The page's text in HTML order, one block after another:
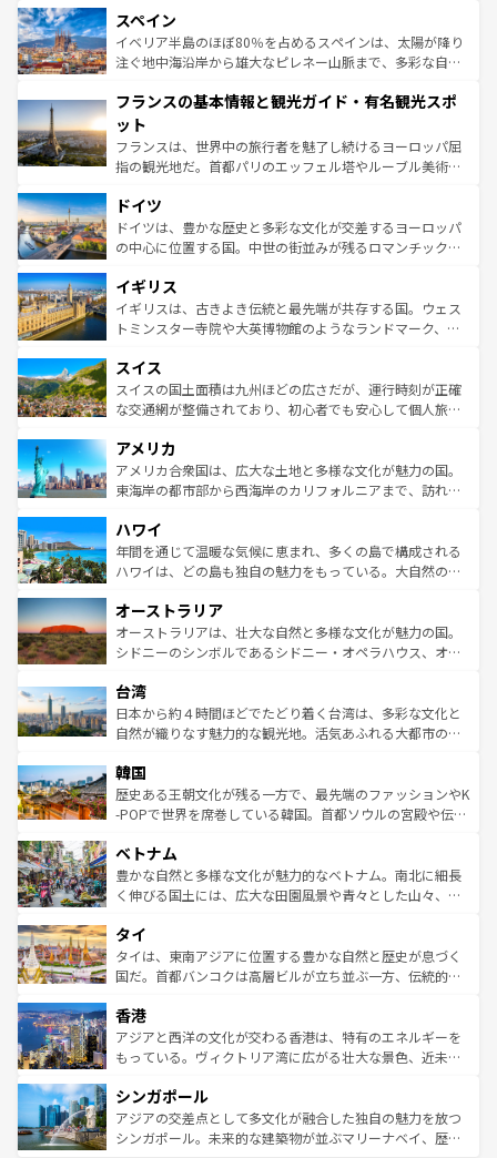
ろん、トスカーナの美しい田園風景やアマルフィ海岸の絶
景など、自然景観も見逃せない。観光の合間には、本場の
ピザやパスタなど、絶品のイタリア料理を堪能することも
ませてくれるイタリアで、忘れられない旅をしてみよう！
なお、新着のイタリア情報は
しい。
スペイン
イベリア半島のほぼ80％を占めるスペインは、太陽が降り
注ぐ地中海沿岸から雄大なピレネー山脈まで、多彩な自然
文化が根付くこの国では、情熱的なフラメンコ、熱気あふ
れる闘牛、そして美味しいタパスが生活の一部となってい
る。首都マドリードの洗練された雰囲気や、バルセロナの
アートに溢れた街角から、地方では古代ローマ遺跡や中世
せる。地方によって風土や気候が異なるスペインはその個
性で訪れる人を魅了する。 なお、新着のスペイン情報は コ
ンテンツ一覧を参照してほしい。
フランスの基本情報と観光ガイド・有名観光スポ
ット
フランスは、世界中の旅行者を魅了し続けるヨーロッパ屈
指の観光地だ。首都パリのエッフェル塔やルーブル美術館
で、幅広い魅力が詰まっている。華麗な宮殿、歴史的な大
聖堂、美しいビーチ、そして豊かな自然が、訪れる者を心
から魅了する。また、フランスは美食の国としても知ら
いる。シャンパンの発祥地であるランス、プロヴァンスの
香り高いラベンダー畑など、多彩な楽しみ方が可能だ。さ
らに、パリ以外の地域にも魅力が溢れており、どの街角に
れる地方に足を運ぶとそれぞれで全く異なる文化を体験で
きるだろう。 なお、新着のフランス情報はコンテンツ一覧
を参照してほしい。
ドイツ
ドイツは、豊かな歴史と多彩な文化が交差するヨーロッパ
の中心に位置する国。中世の街並みが残るロマンチック街
顔を持つこの国は、どこを歩いても飽きることがない。ベ
ルリンの文化的活気、バイエルン州のアルプスの絶景、そ
してライン川沿いのワイン畑といった風景は必見。ビール
は、お酒好きな人にはぜひ体験してほしい。 なお、新着の
ドイツ情報はコンテンツ一覧を参照してほしい。
イギリス
イギリスは、古きよき伝統と最先端が共存する国。ウェス
トミンスター寺院や大英博物館のようなランドマーク、歴
リアごとに異なる魅力がある。また、優雅なアフタヌーン
ティー、ビール好きにはたまらない英国パブ、サッカー観
戦など、本場だからこそできる体験も豊富。イギリスを旅
ンツ一覧を参照してほしい。
スイス
スイスの国土面積は九州ほどの広さだが、運行時刻が正確
な交通網が整備されており、初心者でも安心して個人旅行
の建物がそのまま残る町や、スイスならではのユニークな
博物館もあり、アルプス観光だけでなく町歩きも満喫する
ことができる。国民の所得が高いため物価も高いが、旅行
ば市内交通費無料で観光を楽しむこともできる。 なお、新
着のスイス情報はコンテンツ一覧 を参照してほしい。
アメリカ
アメリカ合衆国は、広大な土地と多様な文化が魅力の国。
東海岸の都市部から西海岸のカリフォルニアまで、訪れる
のような巨大都市は、観光、ショッピング、エンターテイ
ンメントが詰まった刺激的なスポットだ。一方、アメリカ
西部には大自然が広がり、グランドキャニオンやイエロー
部のニューオーリンズでは、音楽と美食が融合した独特の
文化が魅力。旅行者はアメリカの各地域で異なる魅力を楽
しみながら、その多様性と豊かな歴史を感じることができ
ならではの贅沢な旅のスタイルだ。 なお、新着のアメリカ
情報はコンテンツ一覧を参照してほしい。
ハワイ
年間を通じて温暖な気候に恵まれ、多くの島で構成される
ハワイは、どの島も独自の魅力をもっている。大自然の神
ワイ島は見逃せない。また、定番の観光地といえばオアフ
島だが、静かな自然を求めるならマウイ島やカウアイ島が
おすすめ。エメラルドグリーンに輝く海をはじめ、豊かな
れるおもてなしの心で訪れる人々を迎えてくれるハワイの
人々、おいしいローカルフードやハワイアンミュージッ
ク、伝統的なフラダンスなど、すべてがハワイの魅力を彩
ワイを、存分に味わってほしい。 なお、新着のハワイ情報
はコンテンツ一覧を参照してほしい。
オーストラリア
オーストラリアは、壮大な自然と多様な文化が魅力の国。
シドニーのシンボルであるシドニー・オペラハウス、オー
リアリーフや大陸中央部にそびえるウルル（エアーズロッ
ク）、タスマニアの美しい原生林やケアンズの熱帯雨林な
ど、見どころがたくさん。また、カフェやワイン、オージ
いる。アクティビティも充実しており、サーフィンやダイ
ビング、ハイキングなど、アウトドア好きにはたまらな
い。オーストラリアの多彩な魅力を存分に味わいつくそ
参照してほしい。
台湾
日本から約４時間ほどでたどり着く台湾は、多彩な文化と
自然が織りなす魅力的な観光地。活気あふれる大都市の台
ン）、静ひつな山岳地帯である台湾東部など、都市の喧騒
と山間の静けさが共存しており、訪れる人に新しい発見と
驚きをもたらしてくれる。また、奥深い台湾の食文化も魅
容にもいいと評判のスイーツなど、バラエティ豊かな料理
が味わえる。 なお、新着の台湾情報は コンテンツ一覧を参
照してほしい。
韓国
歴史ある王朝文化が残る一方で、最先端のファッションやK
-POPで世界を席巻している韓国。首都ソウルの宮殿や伝統
き、地方に足を延ばせば四季折々の自然美を楽しむことが
できる。そして、キムチや焼肉、絶品のストリートフード
まで、さまざまな韓国料理が待っている。夜には、韓国な
リティに包まれながら、韓国の多彩な魅力を心ゆくまで味
わってみてほしい。 なお、新着の韓国情報はコンテンツ一
覧を参照してほしい。
ベトナム
豊かな自然と多様な文化が魅力的なベトナム。南北に細長
く伸びる国土には、広大な田園風景や青々とした山々、世
急速な発展と共に伝統が息づく。ハノイの古い町並みやホ
ーチミン市のフランス統治時代の建物も、独特の雰囲気を
醸し出している。また、バラエティの豊かさとおいしさで
とつ。フォーやバインミー、ベトナムコーヒーなどは、ぜ
ひ現地で味わいたい。どの地域を訪れてもあたたかい人々
が旅行者を迎えてくれるので、きっと忘れられない旅にな
参照してほしい。
タイ
タイは、東南アジアに位置する豊かな自然と歴史が息づく
国だ。首都バンコクは高層ビルが立ち並ぶ一方、伝統的な
の活気が交差している。北部ではチェンマイなどの山岳地
帯で自然と触れ合い、南部ではプーケットやクラビの美し
いビーチでリゾート気分を楽しむことができる。タイ料理
激する。気候は一年中温暖で、どの季節にも異なる楽しみ
が待っている。親しみやすいタイの人々、仏教を中心とし
た文化、そして多様な観光資源が、訪れる旅人を魅了し続
香港
アジアと西洋の文化が交わる香港は、特有のエネルギーを
もっている。ヴィクトリア湾に広がる壮大な景色、近未来
み、どこを訪れても感動するはず。観光スポットが密集し
ており、効率よく見どころを回れるのも魅力。息をのむよ
うな絶景から文化的な体験まで、香港を存分に楽しみ尽く
シンガポール
アジアの交差点として多文化が融合した独自の魅力を放つ
シンガポール。未来的な建築物が並ぶマリーナベイ、歴史